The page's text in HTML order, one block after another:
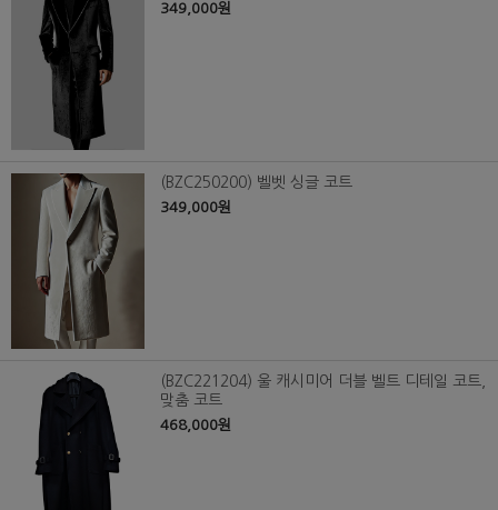
349,000원
(BZC250200) 벨벳 싱글 코트
349,000원
(BZC221204) 울 캐시미어 더블 벨트 디테일 코트,
맞춤 코트
468,000원